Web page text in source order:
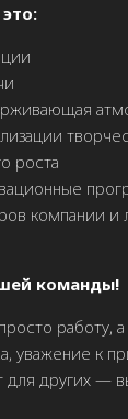
роста
компании
команды!
работу,
уважение к
для других —